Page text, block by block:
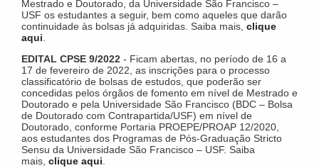
Mestrado e Doutorado, da Universidade São Francisco –
USF os estudantes a seguir, bem como aqueles que darão
continuidade às bolsas já adquiridas. Saiba mais, clique
aqui.
EDITAL CPSE 9/2022 - Ficam abertas, no período de 16 a
17 de fevereiro de 2022, as inscrições para o processo
classificatório de bolsas de estudos, que poderão ser
concedidas pelos órgãos de fomento em nível de Mestrado e
Doutorado e pela Universidade São Francisco (BDC – Bolsa
de Doutorado com Contrapartida/USF) em nível de
Doutorado, conforme Portaria PROEPE/PROAP 12/2020,
aos estudantes dos Programas de Pós-Graduação Stricto
Sensu da Universidade São Francisco – USF. Saiba
mais, clique aqui.